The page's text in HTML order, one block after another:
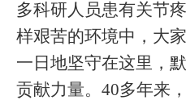
多科研人员患有关节
样艰苦的环境中，大
一日地坚守在这里，
贡献力量。40多年来